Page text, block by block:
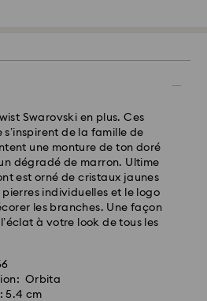
Swarovski en plus. Ces
s’inspirent de la famille de
une monture de ton doré
dégradé de marron. Ultime
est orné de cristaux jaunes
individuelles et le logo
les branches. Une façon
à votre look de tous les
Orbita
5.4 cm